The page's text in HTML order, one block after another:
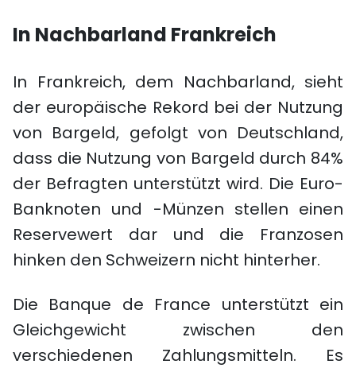
In Nachbarland Frankreich
In Frankreich, dem Nachbarland, sieht
der europäische Rekord bei der Nutzung
von Bargeld, gefolgt von Deutschland,
dass die Nutzung von Bargeld durch 84%
der Befragten unterstützt wird. Die Euro-
Banknoten und -Münzen stellen einen
Reservewert dar und die Franzosen
hinken den Schweizern nicht hinterher.
Die Banque de France unterstützt ein
Gleichgewicht zwischen den
verschiedenen Zahlungsmitteln. Es